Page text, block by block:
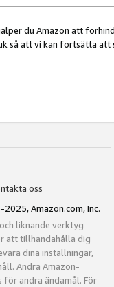
du Amazon att
så att vi kan fortsätta
oss
Amazon.com, Inc.
liknande verktyg
att tillhandahålla dig
dina inställningar,
Andra Amazon-
för andra ändamål. För